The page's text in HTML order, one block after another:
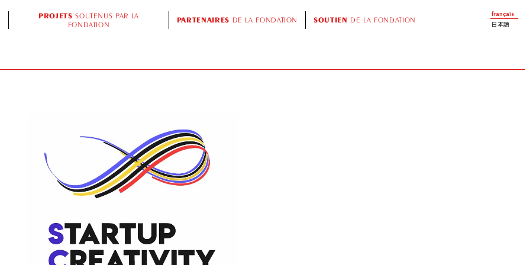
PROJETS SOUTENUS PAR LA
FONDATION
PARTENAIRES DE LA FONDATION SOUTIEN DE LA FONDATION
français
日本語